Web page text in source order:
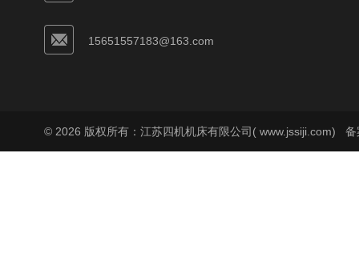
15651557183@163.com
© 2026 版权所有：江苏四机机床有限公司( www.jssiji.com) 备